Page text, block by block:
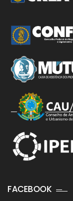
FACEBOOK